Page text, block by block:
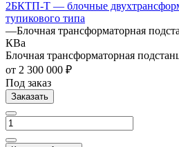
2БКТП-Т — блочные
тупикового типа
—Блочная трансформаторная
КВа
Блочная трансформаторная
от 2 300 000 ₽
Под заказ
Заказать